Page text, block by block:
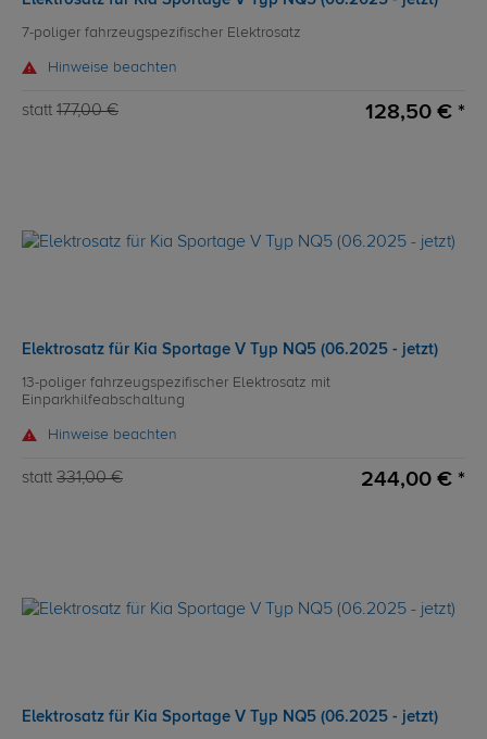
7-poliger fahrzeugspezifischer Elektrosatz
Hinweise beachten
statt 177,00 € 128,50 € *
Elektrosatz für Kia Sportage V Typ NQ5 (06.2025 - jetzt)
13-poliger fahrzeugspezifischer Elektrosatz mit
Einparkhilfeabschaltung
Hinweise beachten
statt 331,00 € 244,00 € *
Elektrosatz für Kia Sportage V Typ NQ5 (06.2025 - jetzt)